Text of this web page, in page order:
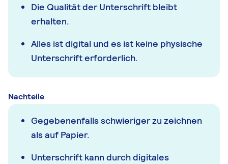
Die Qualität der Unterschrift bleibt
erhalten.
Alles ist digital und es ist keine physische
Unterschrift erforderlich.
Nachteile
Gegebenenfalls schwieriger zu zeichnen
als auf Papier.
Unterschrift kann durch digitales